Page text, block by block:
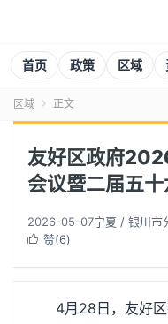
首页 政策 区域
区域  正文
友好区政府
会议暨二届五
2026-05-07宁夏 / 银川市
 赞(6)
4月28日，友好